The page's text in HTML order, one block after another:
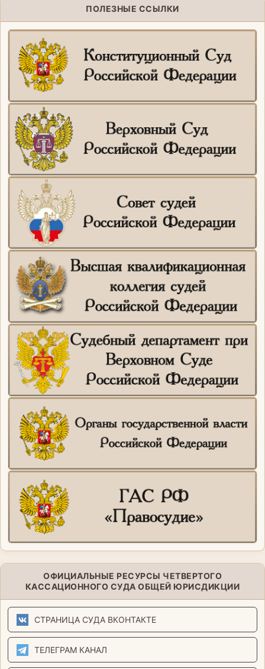
ПОЛЕЗНЫЕ ССЫЛКИ
ОФИЦИАЛЬНЫЕ РЕСУРСЫ ЧЕТВЕРТОГО
КАССАЦИОННОГО СУДА ОБЩЕЙ ЮРИСДИКЦИИ
СТРАНИЦА СУДА ВКОНТАКТЕ
ТЕЛЕГРАМ КАНАЛ